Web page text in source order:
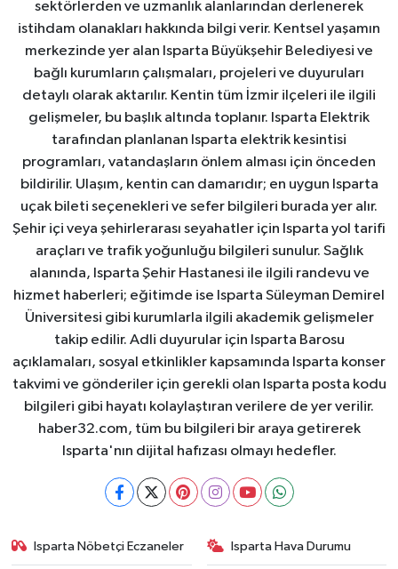
sektörlerden ve uzmanlık alanlarından derlenerek
istihdam olanakları hakkında bilgi verir. Kentsel yaşamın
merkezinde yer alan Isparta Büyükşehir Belediyesi ve
bağlı kurumların çalışmaları, projeleri ve duyuruları
detaylı olarak aktarılır. Kentin tüm İzmir ilçeleri ile ilgili
gelişmeler, bu başlık altında toplanır. Isparta Elektrik
tarafından planlanan Isparta elektrik kesintisi
programları, vatandaşların önlem alması için önceden
bildirilir. Ulaşım, kentin can damarıdır; en uygun Isparta
uçak bileti seçenekleri ve sefer bilgileri burada yer alır.
Şehir içi veya şehirlerarası seyahatler için Isparta yol tarifi
araçları ve trafik yoğunluğu bilgileri sunulur. Sağlık
alanında, Isparta Şehir Hastanesi ile ilgili randevu ve
hizmet haberleri; eğitimde ise Isparta Süleyman Demirel
Üniversitesi gibi kurumlarla ilgili akademik gelişmeler
takip edilir. Adli duyurular için Isparta Barosu
açıklamaları, sosyal etkinlikler kapsamında Isparta konser
takvimi ve gönderiler için gerekli olan Isparta posta kodu
bilgileri gibi hayatı kolaylaştıran verilere de yer verilir.
haber32.com, tüm bu bilgileri bir araya getirerek
Isparta'nın dijital hafızası olmayı hedefler.
Isparta Nöbetçi Eczaneler Isparta Hava Durumu